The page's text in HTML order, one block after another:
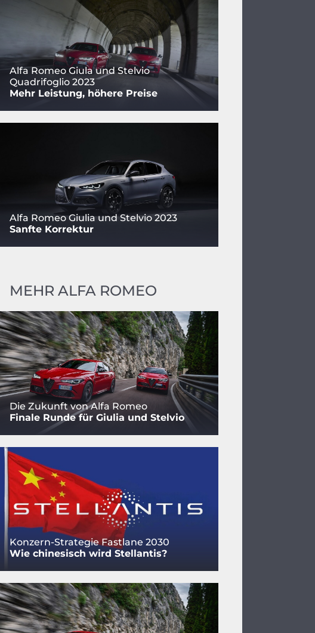
Alfa Romeo Giula und Stelvio
Quadrifoglio 2023
Mehr Leistung, höhere Preise
Alfa Romeo Giulia und Stelvio 2023
Sanfte Korrektur
MEHR ALFA ROMEO
Die Zukunft von Alfa Romeo
Finale Runde für Giulia und Stelvio
Konzern-Strategie Fastlane 2030
Wie chinesisch wird Stellantis?